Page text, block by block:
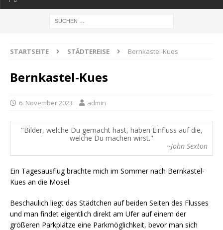
STARTSEITE STÄDTEREISE Bernkastel-Kues
Bernkastel-Kues
6. November 2023 admin
Bilder, welche Du gemacht hast, haben Einfluss auf die,
welche Du machen wirst.
~John Sexton
Ein Tagesausflug brachte mich im Sommer nach Bernkastel-
Kues an die Mosel.
Beschaulich liegt das Städtchen auf beiden Seiten des Flusses
und man findet eigentlich direkt am Ufer auf einem der
größeren Parkplätze eine Parkmöglichkeit, bevor man sich